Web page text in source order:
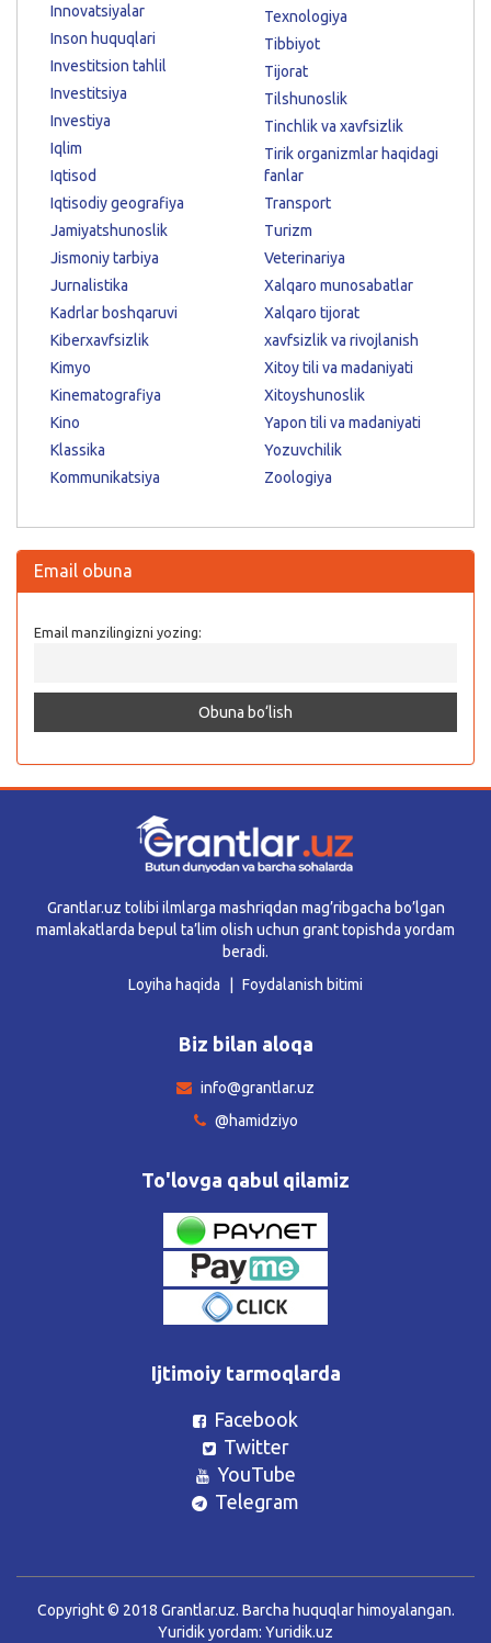
Innovatsiyalar
Inson huquqlari
Investitsion tahlil
Investitsiya
Investiya
Iqlim
Iqtisod
Iqtisodiy geografiya
Jamiyatshunoslik
Jismoniy tarbiya
Jurnalistika
Kadrlar boshqaruvi
Kiberxavfsizlik
Kimyo
Kinematografiya
Kino
Klassika
Kommunikatsiya
Texnologiya
Tibbiyot
Tijorat
Tilshunoslik
Tinchlik va xavfsizlik
Tirik organizmlar haqidagi
fanlar
Transport
Turizm
Veterinariya
Xalqaro munosabatlar
Xalqaro tijorat
xavfsizlik va rivojlanish
Xitoy tili va madaniyati
Xitoyshunoslik
Yapon tili va madaniyati
Yozuvchilik
Zoologiya
Email obuna
Email manzilingizni yozing:
Grantlar.uz tolibi ilmlarga mashriqdan mag’ribgacha bo’lgan
mamlakatlarda bepul ta’lim olish uchun grant topishda yordam
beradi.
Loyiha haqida
Foydalanish bitimi
Biz bilan aloqa
info@grantlar.uz
@hamidziyo
To'lovga qabul qilamiz
Ijtimoiy tarmoqlarda
Facebook
Twitter
YouTube
Telegram
Copyright © 2018 Grantlar.uz. Barcha huquqlar himoyalangan.
Yuridik yordam: Yuridik.uz